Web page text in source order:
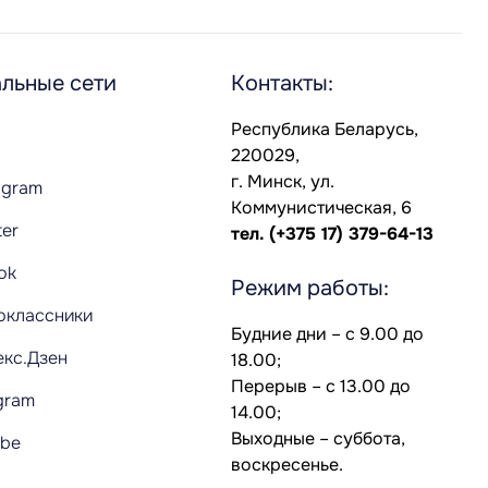
сети Контакты:
Республика Беларусь,
220029,
г. Минск, ул.
Коммунистическая, 6
тел. (+375 17) 379-64-13
Режим работы:
Будние дни – с 9.00 до
18.00;
Перерыв – с 13.00 до
14.00;
Выходные – суббота,
воскресенье.